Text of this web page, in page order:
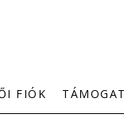
FIÓK